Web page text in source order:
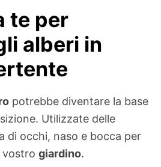
te per
alberi in
potrebbe diventare la base
Utilizzate delle
di occhi, naso e bocca per
vostro giardino.